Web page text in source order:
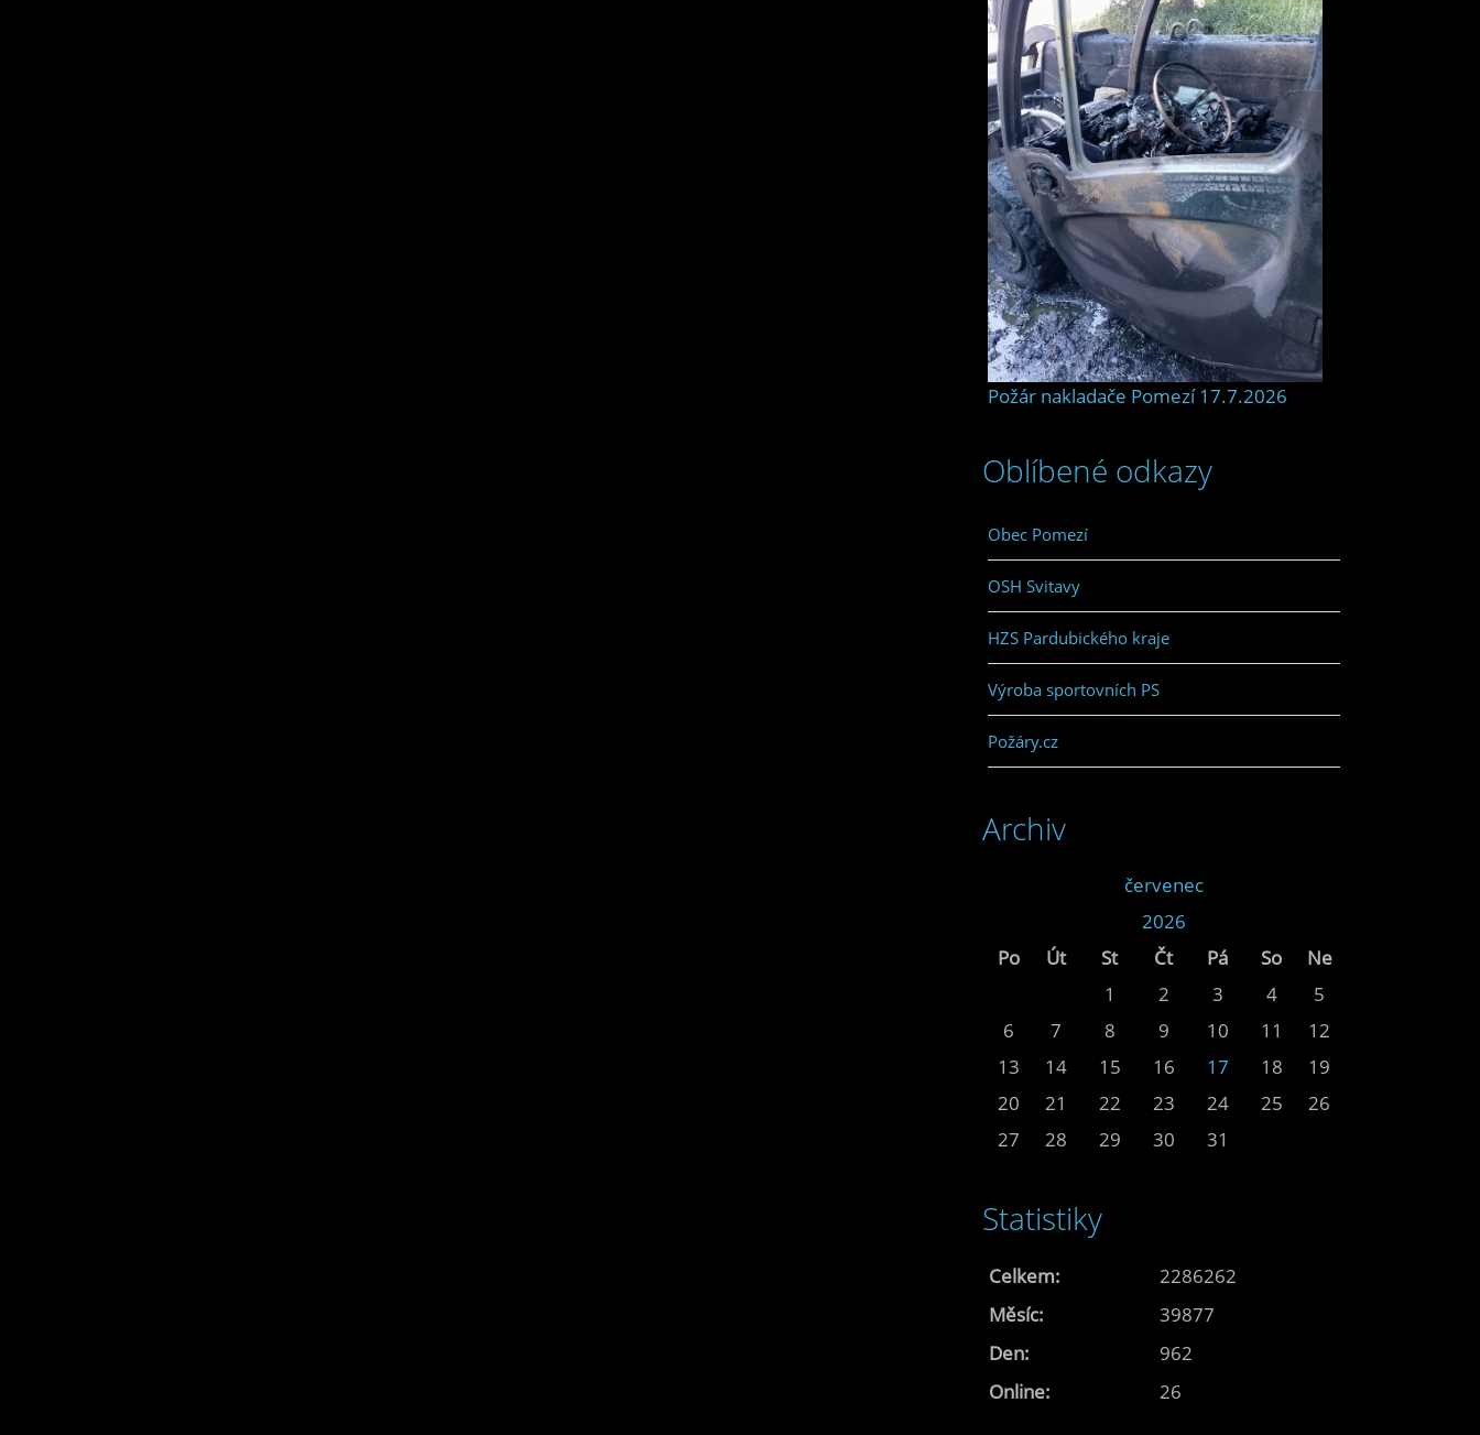
Požár nakladače Pomezí 17.7.2026
Oblíbené odkazy
Obec Pomezí
OSH Svitavy
HZS Pardubického kraje
Výroba sportovních PS
Požáry.cz
Archiv
červenec
2026
Po
Út St Čt Pá So
Ne
1
2 3 4
5
6
7 8 9 10 11
12
13
14 15 16 17 18
19
20
21 22 23 24 25
26
27
28 29 30 31
Statistiky
Online: 26
Celkem:
2286262
Měsíc:
39877
Den:
962